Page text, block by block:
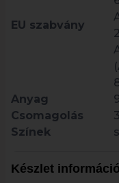
EU szabvány
Anyag
Csomagolás
Színek
Készlet információ